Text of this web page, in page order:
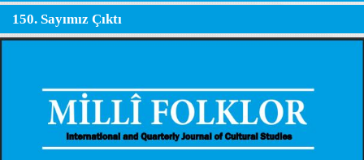
150. Sayımız Çıktı